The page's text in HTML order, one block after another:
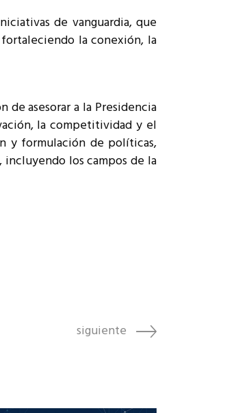
de vanguardia, que
la conexión, la
asesorar a la Presidencia
la competitividad y el
y formulación de políticas,
incluyendo los campos de la
siguiente